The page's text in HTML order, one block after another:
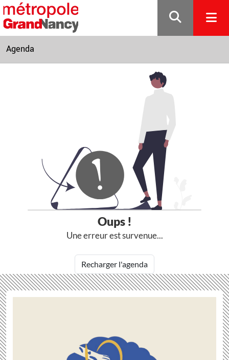
Gestion de vos préférences sur les cookies
Agenda
Oups !
Une erreur est survenue...
Recharger l'agenda